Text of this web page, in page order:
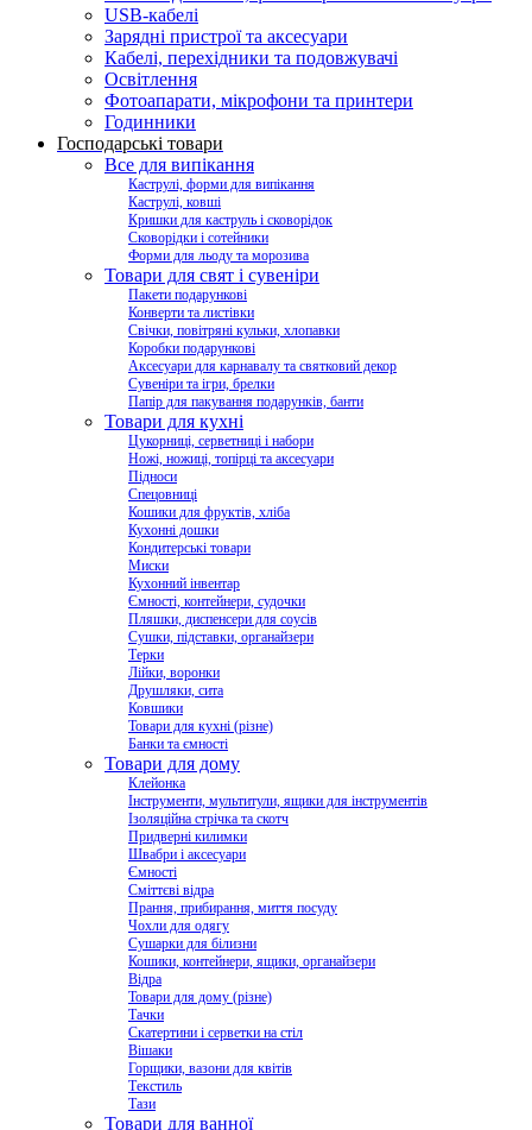
USB-кабелі
Зарядні пристрої та аксесуари
Кабелі, перехідники та подовжувачі
Освітлення
Фотоапарати, мікрофони та принтери
Годинники
Господарські товари
Все для випікання
Каструлі, форми для випікання
Каструлі, ковші
Кришки для каструль і сковорідок
Сковорідки і сотейники
Форми для льоду та морозива
Товари для свят і сувеніри
Пакети подарункові
Конверти та листівки
Свічки, повітряні кульки, хлопавки
Коробки подарункові
Аксесуари для карнавалу та святковий декор
Сувеніри та ігри, брелки
Папір для пакування подарунків, банти
Товари для кухні
Цукорниці, серветниці і набори
Ножі, ножиці, топірці та аксесуари
Підноси
Спецовниці
Кошики для фруктів, хліба
Кухонні дошки
Кондитерські товари
Миски
Кухонний інвентар
Ємності, контейнери, судочки
Пляшки, диспенсери для соусів
Сушки, підставки, органайзери
Терки
Лійки, воронки
Друшляки, сита
Ковшики
Товари для кухні (різне)
Банки та ємності
Товари для дому
Клейонка
Інструменти, мультитули, ящики для інструментів
Ізоляційна стрічка та скотч
Придверні килимки
Швабри і аксесуари
Ємності
Сміттєві відра
Прання, прибирання, миття посуду
Чохли для одягу
Сушарки для білизни
Кошики, контейнери, ящики, органайзери
Відра
Товари для дому (різне)
Тачки
Скатертини і серветки на стіл
Вішаки
Горщики, вазони для квітів
Текстиль
Тази
Товари для ванної